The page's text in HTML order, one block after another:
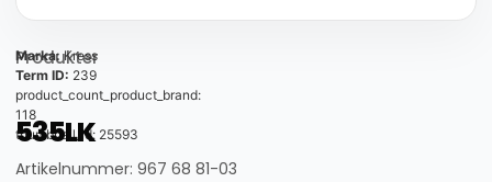
Produkter
Marka: Kress
Term ID: 239
product_count_product_brand:
118
thumbnail_id: 25593
535LK
Artikelnummer: 967 68 81-03